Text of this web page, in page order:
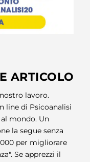
ARTICOLO
lavoro.
line di Psicoanalisi
mondo. Un
la segue senza
per migliorare
Se apprezzi il